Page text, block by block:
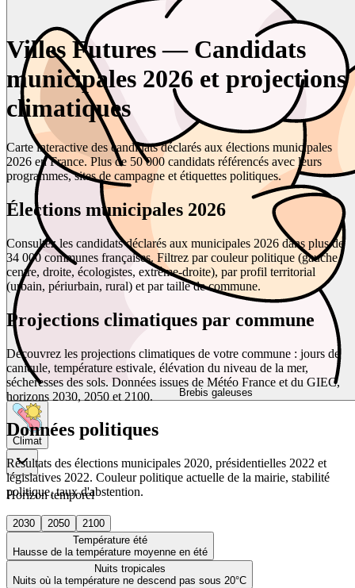
Brebis galeuses
Climat
Horizon temporel
2030 2050
2100
Température été
Hausse de la température moyenne en été
Nuits tropicales
Nuits où la température ne descend pas sous 20°C
Villes Futures — Candidats
municipales 2026 et projections
climatiques
Carte interactive des candidats déclarés aux élections municipales
2026 en France. Plus de 50 000 candidats référencés avec leurs
programmes, sites de campagne et étiquettes politiques.
Élections municipales 2026
Consultez les candidats déclarés aux municipales 2026 dans plus de
34 000 communes françaises. Filtrez par couleur politique (gauche,
centre, droite, écologistes, extrême-droite), par profil territorial
(urbain, périurbain, rural) et par taille de commune.
Projections climatiques par commune
Découvrez les projections climatiques de votre commune : jours de
canicule, température estivale, élévation du niveau de la mer,
sécheresses des sols. Données issues de Météo France et du GIEC,
horizons 2030, 2050 et 2100.
Données politiques
Résultats des élections municipales 2020, présidentielles 2022 et
législatives 2022. Couleur politique actuelle de la mairie, stabilité
politique, taux d'abstention.